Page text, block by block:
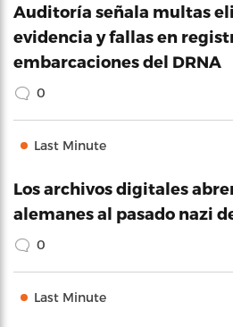
Auditoría señala multas
evidencia y fallas en
embarcaciones del DRNA
0
Last Minute
Los archivos digitales
alemanes al pasado nazi
0
Last Minute